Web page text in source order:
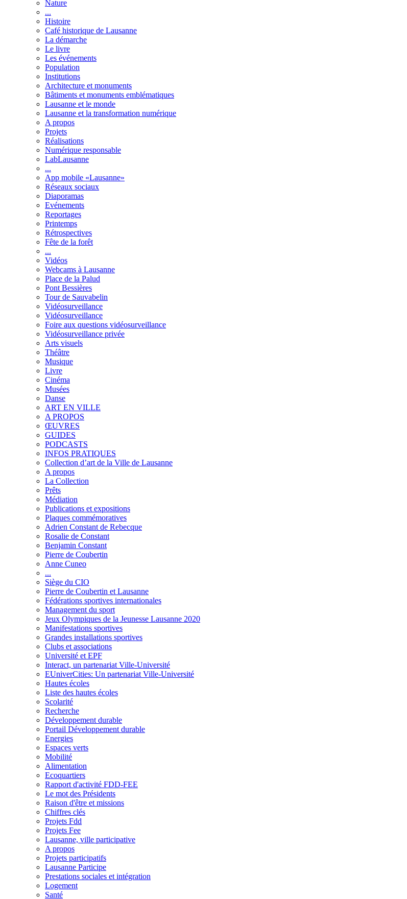
Nature
...
Histoire
Café historique de Lausanne
La démarche
Le livre
Les événements
Population
Institutions
Architecture et monuments
Bâtiments et monuments emblématiques
Lausanne et le monde
Lausanne et la transformation numérique
A propos
Projets
Réalisations
Numérique responsable
LabLausanne
...
App mobile «Lausanne»
Réseaux sociaux
Diaporamas
Evénements
Reportages
Printemps
Rétrospectives
Fête de la forêt
...
Vidéos
Webcams à Lausanne
Place de la Palud
Pont Bessières
Tour de Sauvabelin
Vidéosurveillance
Vidéosurveillance
Foire aux questions vidéosurveillance
Vidéosurveillance privée
Arts visuels
Théâtre
Musique
Livre
Cinéma
Musées
Danse
ART EN VILLE
A PROPOS
ŒUVRES
GUIDES
PODCASTS
INFOS PRATIQUES
Collection d’art de la Ville de Lausanne
A propos
La Collection
Prêts
Médiation
Publications et expositions
Plaques commémoratives
Adrien Constant de Rebecque
Rosalie de Constant
Benjamin Constant
Pierre de Coubertin
Anne Cuneo
...
Siège du CIO
Pierre de Coubertin et Lausanne
Fédérations sportives internationales
Management du sport
Jeux Olympiques de la Jeunesse Lausanne 2020
Manifestations sportives
Grandes installations sportives
Clubs et associations
Université et EPF
Interact, un partenariat Ville-Université
EUniverCities: Un partenariat Ville-Université
Hautes écoles
Liste des hautes écoles
Scolarité
Recherche
Développement durable
Portail Développement durable
Energies
Espaces verts
Mobilité
Alimentation
Ecoquartiers
Rapport d'activité FDD-FEE
Le mot des Présidents
Raison d'être et missions
Chiffres clés
Projets Fdd
Projets Fee
Lausanne, ville participative
A propos
Projets participatifs
Lausanne Participe
Prestations sociales et intégration
Logement
Santé